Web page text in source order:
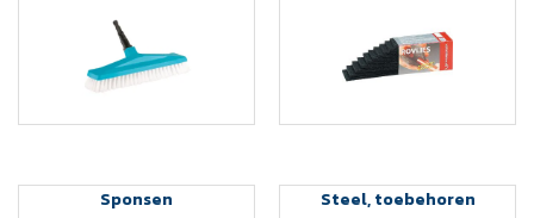
Sponsen Steel, toebehoren